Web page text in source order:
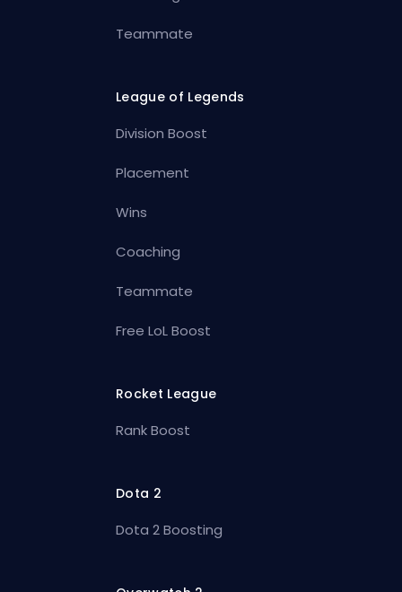
Teammate
League of Legends
Division Boost
Placement
Wins
Coaching
Teammate
Free LoL Boost
Rocket League
Rank Boost
Dota 2
Dota 2 Boosting